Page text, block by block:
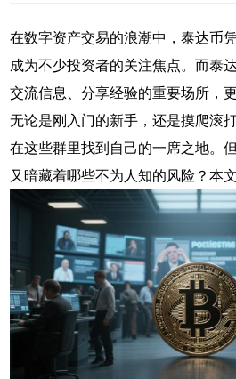
在数字资产交易的浪潮中，泰达币
成为不少投资者的关注焦点。而泰
交流信息、分享经验的重要场所，
无论是刚入门的新手，还是摸爬滚
在这些群里找到自己的一席之地。
又暗藏着哪些不为人知的风险？本